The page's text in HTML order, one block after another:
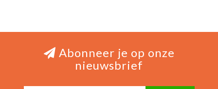
Abonneer je op onze
nieuwsbrief